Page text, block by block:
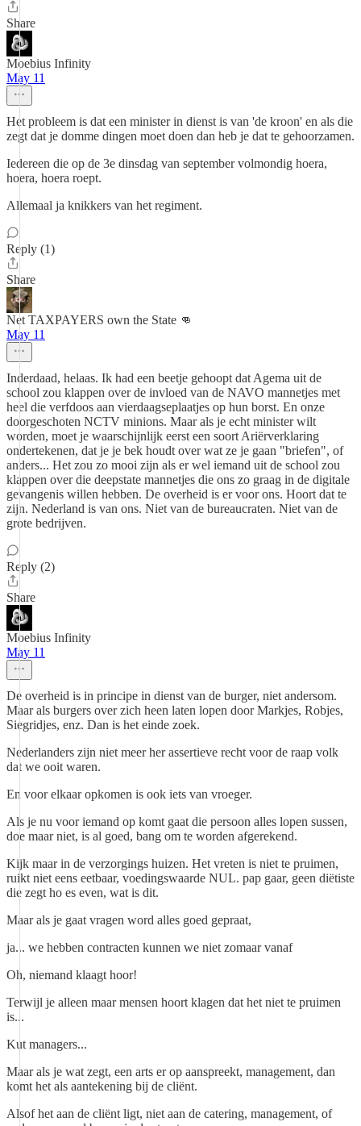
Share
Moebius Infinity
May 11
Het probleem is dat een minister in dienst is van 'de kroon' en als die
zegt dat je domme dingen moet doen dan heb je dat te gehoorzamen.
Iedereen die op de 3e dinsdag van september volmondig hoera,
hoera, hoera roept.
Allemaal ja knikkers van het regiment.
Reply (1)
Share
Net TAXPAYERS own the State 👊
May 11
Inderdaad, helaas. Ik had een beetje gehoopt dat Agema uit de
school zou klappen over de invloed van de NAVO mannetjes met
heel die verfdoos aan vierdaagseplaatjes op hun borst. En onze
doorgeschoten NCTV minions. Maar als je echt minister wilt
worden, moet je waarschijnlijk eerst een soort Ariërverklaring
ondertekenen, dat je je bek houdt over wat ze je gaan "briefen", of
anders... Het zou zo mooi zijn als er wel iemand uit de school zou
klappen over die deepstate mannetjes die ons zo graag in de digitale
gevangenis willen hebben. De overheid is er voor ons. Hoort dat te
zijn. Nederland is van ons. Niet van de bureaucraten. Niet van de
grote bedrijven.
Reply (2)
Share
Moebius Infinity
May 11
De overheid is in principe in dienst van de burger, niet andersom.
Maar als burgers over zich heen laten lopen door Markjes, Robjes,
Siegridjes, enz. Dan is het einde zoek.
Nederlanders zijn niet meer her assertieve recht voor de raap volk
dat we ooit waren.
En voor elkaar opkomen is ook iets van vroeger.
Als je nu voor iemand op komt gaat die persoon alles lopen sussen,
doe maar niet, is al goed, bang om te worden afgerekend.
Kijk maar in de verzorgings huizen. Het vreten is niet te pruimen,
ruikt niet eens eetbaar, voedingswaarde NUL. pap gaar, geen diëtiste
die zegt ho es even, wat is dit.
Maar als je gaat vragen word alles goed gepraat,
ja... we hebben contracten kunnen we niet zomaar vanaf
Oh, niemand klaagt hoor!
Terwijl je alleen maar mensen hoort klagen dat het niet te pruimen
is...
Kut managers...
Maar als je wat zegt, een arts er op aanspreekt, management, dan
komt het als aantekening bij de cliënt.
Alsof het aan de cliënt ligt, niet aan de catering, management, of